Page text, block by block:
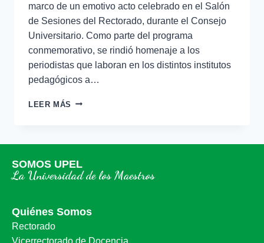
marco de un emotivo acto celebrado en el Salón
de Sesiones del Rectorado, durante el Consejo
Universitario. Como parte del programa
conmemorativo, se rindió homenaje a los
periodistas que laboran en los distintos institutos
pedagógicos a…
LEER MÁS
SOMOS UPEL
La Universidad de los Maestros
Quiénes Somos
Rectorado
Vicerrectorado de Docencia